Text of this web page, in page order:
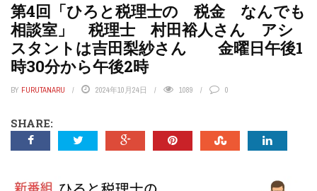
第4回「ひろと税理士の 税金 なんでも
相談室」 税理士 村田裕人さん アシ
スタントは吉田梨紗さん 金曜日午後1
時30分から午後2時
BY FURUTANARU 2024年10月24日 1089 0
SHARE: